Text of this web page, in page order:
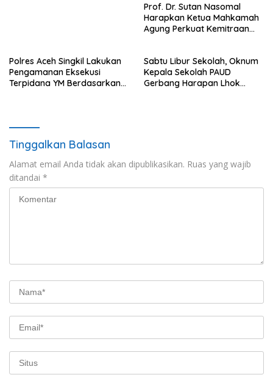
Prof. Dr. Sutan Nasomal
Harapkan Ketua Mahkamah
Agung Perkuat Kemitraan
Watansoppeng
Polres Aceh Singkil Lakukan
Pengamanan Eksekusi
Terpidana YM Berdasarkan
Sabtu Libur Sekolah, Oknum
Kepala Sekolah PAUD
Gerbang Harapan Lhok
Tinggalkan Balasan
Alamat email Anda tidak akan dipublikasikan. Ruas yang wajib
ditandai *